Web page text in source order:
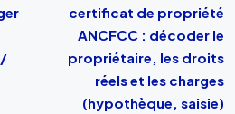
/
certificat de propriété
ANCFCC : décoder le
propriétaire, les droits
réels et les charges
(hypothèque, saisie)